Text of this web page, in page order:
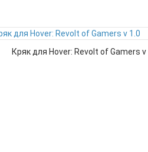
Кряк для Hover: Revolt of Gamers v